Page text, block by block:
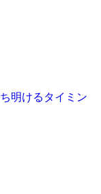
明けるタイミン